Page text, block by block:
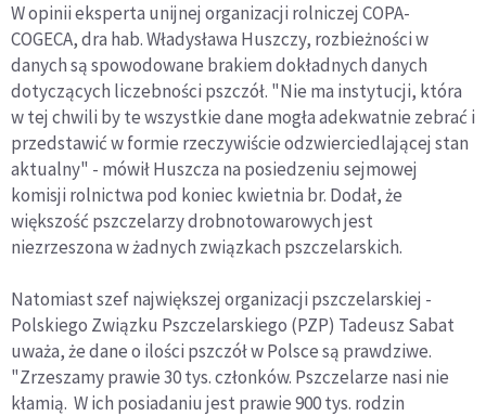
W opinii eksperta unijnej organizacji rolniczej COPA-
COGECA, dra hab. Władysława Huszczy, rozbieżności w
danych są spowodowane brakiem dokładnych danych
dotyczących liczebności pszczół. "Nie ma instytucji, która
w tej chwili by te wszystkie dane mogła adekwatnie zebrać i
przedstawić w formie rzeczywiście odzwierciedlającej stan
aktualny" - mówił Huszcza na posiedzeniu sejmowej
komisji rolnictwa pod koniec kwietnia br. Dodał, że
większość pszczelarzy drobnotowarowych jest
niezrzeszona w żadnych związkach pszczelarskich.
Natomiast szef największej organizacji pszczelarskiej -
Polskiego Związku Pszczelarskiego (PZP) Tadeusz Sabat
uważa, że dane o ilości pszczół w Polsce są prawdziwe.
"Zrzeszamy prawie 30 tys. członków. Pszczelarze nasi nie
kłamią. W ich posiadaniu jest prawie 900 tys. rodzin